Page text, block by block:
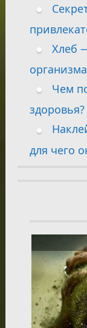
Хлеб
Чем
здоровья?
для чего